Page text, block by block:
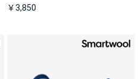
￥3,850